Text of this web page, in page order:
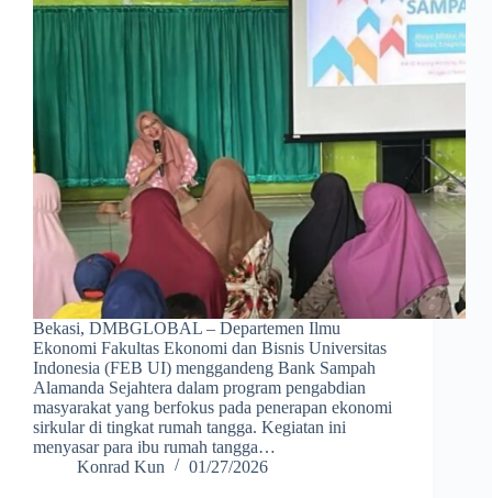
Bekasi, DMBGLOBAL – Departemen Ilmu
Ekonomi Fakultas Ekonomi dan Bisnis Universitas
Indonesia (FEB UI) menggandeng Bank Sampah
Alamanda Sejahtera dalam program pengabdian
masyarakat yang berfokus pada penerapan ekonomi
sirkular di tingkat rumah tangga. Kegiatan ini
menyasar para ibu rumah tangga…
Konrad Kun
01/27/2026